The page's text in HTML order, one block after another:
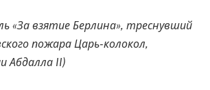
«За взятие Берлина», треснувший
пожара Царь-колокол,
Абдалла II)